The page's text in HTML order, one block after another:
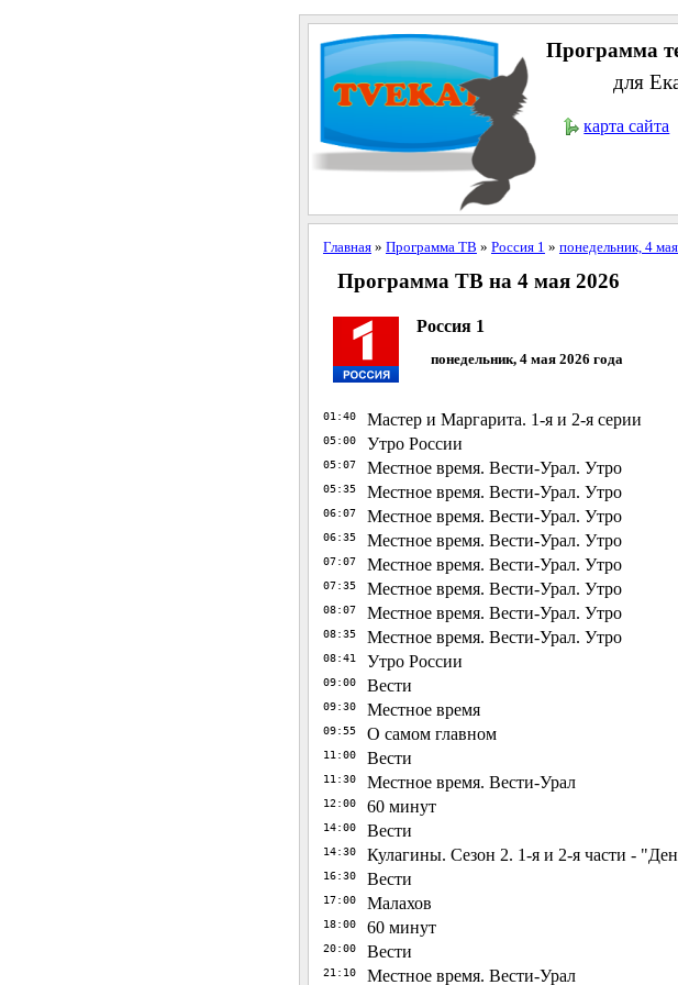
Программа
для
карта сайта
Главная» Программа ТВ » Россия 1 » понедельник, 4
Программа ТВ на 4 мая 2026
Россия 1
понедельник, 4 мая 2026 года
01:40 Мастер и Маргарита. 1-я и 2-я серии
05:00 Утро России
05:07 Местное время. Вести-Урал. Утро
05:35 Местное время. Вести-Урал. Утро
06:07 Местное время. Вести-Урал. Утро
06:35 Местное время. Вести-Урал. Утро
07:07 Местное время. Вести-Урал. Утро
07:35 Местное время. Вести-Урал. Утро
08:07 Местное время. Вести-Урал. Утро
08:35 Местное время. Вести-Урал. Утро
08:41 Утро России
09:00 Вести
09:30 Местное время
09:55 О самом главном
11:00 Вести
11:30 Местное время. Вести-Урал
12:00 60 минут
14:00 Вести
14:30 Кулагины. Сезон 2. 1-я и 2-я части -
16:30 Вести
17:00 Малахов
18:00 60 минут
20:00 Вести
21:10 Местное время. Вести-Урал